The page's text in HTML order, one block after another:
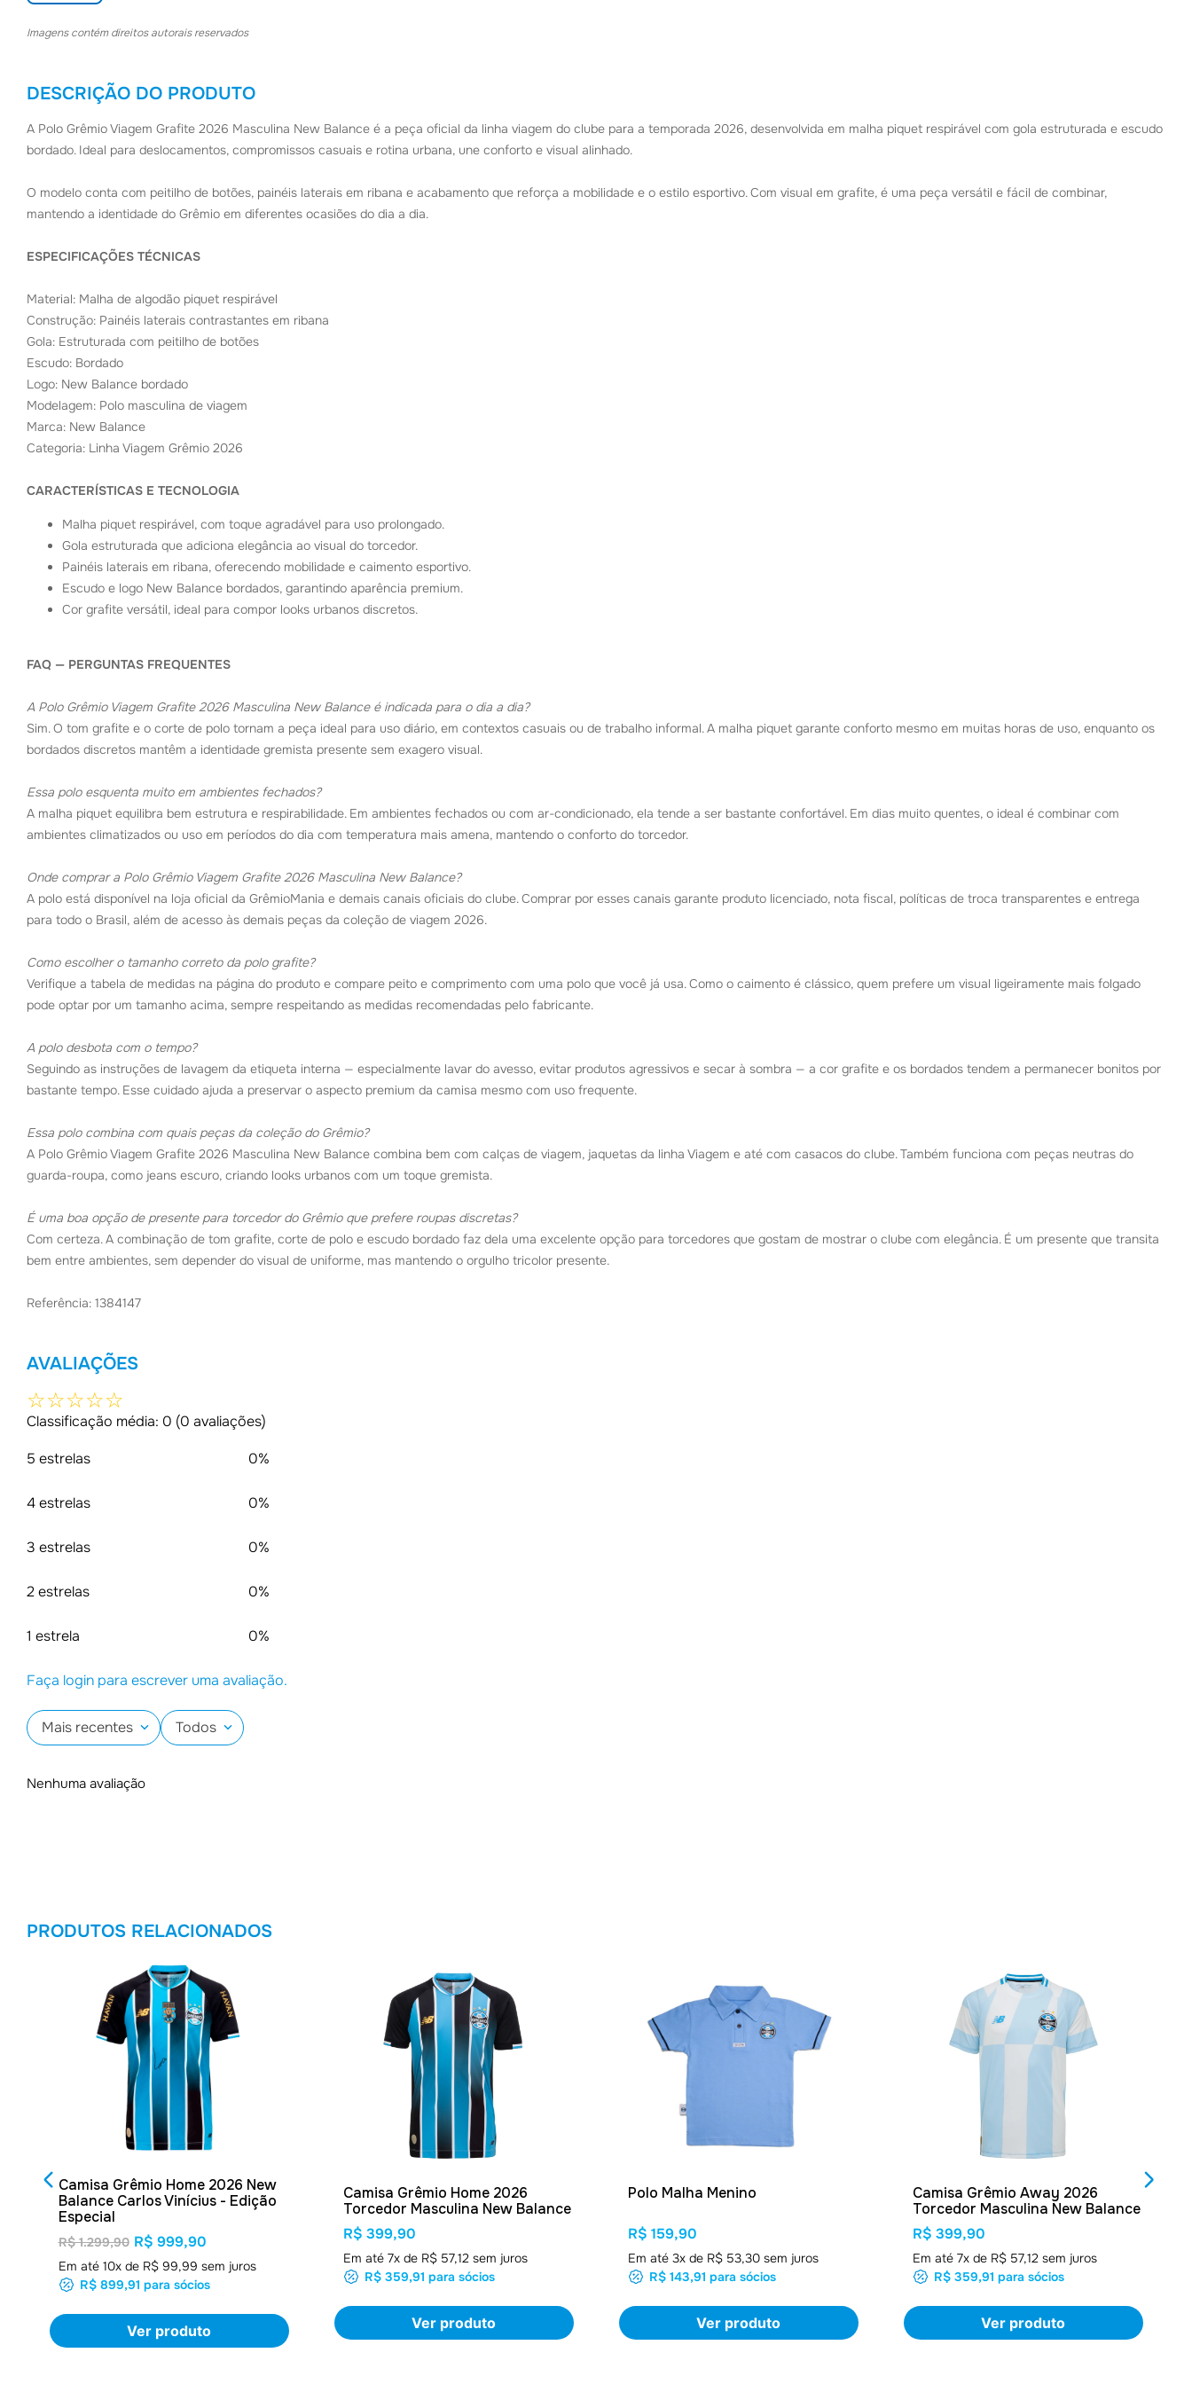
Imagens contém direitos autorais reservados
DESCRIÇÃO DO PRODUTO
A Polo Grêmio Viagem Grafite 2026 Masculina New Balance é a peça oficial da linha viagem do clube para a temporada 2026, desenvolvida em malha piquet respirável com gola estruturada e escudo
bordado. Ideal para deslocamentos, compromissos casuais e rotina urbana, une conforto e visual alinhado.
O modelo conta com peitilho de botões, painéis laterais em ribana e acabamento que reforça a mobilidade e o estilo esportivo. Com visual em grafite, é uma peça versátil e fácil de combinar,
mantendo a identidade do Grêmio em diferentes ocasiões do dia a dia.
ESPECIFICAÇÕES TÉCNICAS
Material: Malha de algodão piquet respirável
Construção: Painéis laterais contrastantes em ribana
Gola: Estruturada com peitilho de botões
Escudo: Bordado
Logo: New Balance bordado
Modelagem: Polo masculina de viagem
Marca: New Balance
Categoria: Linha Viagem Grêmio 2026
CARACTERÍSTICAS E TECNOLOGIA
Malha piquet respirável, com toque agradável para uso prolongado.
Gola estruturada que adiciona elegância ao visual do torcedor.
Painéis laterais em ribana, oferecendo mobilidade e caimento esportivo.
Escudo e logo New Balance bordados, garantindo aparência premium.
Cor grafite versátil, ideal para compor looks urbanos discretos.
FAQ — PERGUNTAS FREQUENTES
A Polo Grêmio Viagem Grafite 2026 Masculina New Balance é indicada para o dia a dia?
Sim. O tom grafite e o corte de polo tornam a peça ideal para uso diário, em contextos casuais ou de trabalho informal. A malha piquet garante conforto mesmo em muitas horas de uso, enquanto os
bordados discretos mantêm a identidade gremista presente sem exagero visual.
Essa polo esquenta muito em ambientes fechados?
A malha piquet equilibra bem estrutura e respirabilidade. Em ambientes fechados ou com ar-condicionado, ela tende a ser bastante confortável. Em dias muito quentes, o ideal é combinar com
ambientes climatizados ou uso em períodos do dia com temperatura mais amena, mantendo o conforto do torcedor.
Onde comprar a Polo Grêmio Viagem Grafite 2026 Masculina New Balance?
A polo está disponível na loja oficial da GrêmioMania e demais canais oficiais do clube. Comprar por esses canais garante produto licenciado, nota fiscal, políticas de troca transparentes e entrega
para todo o Brasil, além de acesso às demais peças da coleção de viagem 2026.
Como escolher o tamanho correto da polo grafite?
Verifique a tabela de medidas na página do produto e compare peito e comprimento com uma polo que você já usa. Como o caimento é clássico, quem prefere um visual ligeiramente mais folgado
pode optar por um tamanho acima, sempre respeitando as medidas recomendadas pelo fabricante.
A polo desbota com o tempo?
Seguindo as instruções de lavagem da etiqueta interna — especialmente lavar do avesso, evitar produtos agressivos e secar à sombra — a cor grafite e os bordados tendem a permanecer bonitos por
bastante tempo. Esse cuidado ajuda a preservar o aspecto premium da camisa mesmo com uso frequente.
Essa polo combina com quais peças da coleção do Grêmio?
A Polo Grêmio Viagem Grafite 2026 Masculina New Balance combina bem com calças de viagem, jaquetas da linha Viagem e até com casacos do clube. Também funciona com peças neutras do
guarda-roupa, como jeans escuro, criando looks urbanos com um toque gremista.
É uma boa opção de presente para torcedor do Grêmio que prefere roupas discretas?
Com certeza. A combinação de tom grafite, corte de polo e escudo bordado faz dela uma excelente opção para torcedores que gostam de mostrar o clube com elegância. É um presente que transita
bem entre ambientes, sem depender do visual de uniforme, mas mantendo o orgulho tricolor presente.
Referência: 1384147
AVALIAÇÕES
☆☆☆☆☆
Classificação média: 0 (0 avaliações)
5 estrelas
0%
4 estrelas 0%
3 estrelas 0%
2 estrelas 0%
1 estrela 0%
Faça login para escrever uma avaliação.
Mais recentes Todos
Nenhuma avaliação
PRODUTOS RELACIONADOS
Camisa Grêmio Home 2026 New
Balance Carlos Vinícius - Edição
Especial
R$ 1.299,90 R$ 999,90
Em até 10x de R$ 99,99 sem juros
R$ 899,91 para sócios
Ver produto
Camisa Grêmio Home 2026
Torcedor Masculina New Balance
R$ 399,90
Em até 7x de R$ 57,12sem juros
R$ 359,91 para sócios
Ver produto
Polo Malha Menino
R$ 159,90
Em até 3x de R$ 53,30sem juros
R$ 143,91 para sócios
Ver produto
Camisa Grêmio Away 2026
Torcedor Masculina New Balance
R$ 399,90
Em até 7x de R$ 57,12sem juros
R$ 359,91 para sócios
Ver produto